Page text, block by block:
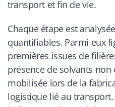
transport et fin de vie.
Chaque étape est
quantifiables. Parmi eux
premières issues de
présence de solvants non
mobilisée lors de la
logistique lié au transport.